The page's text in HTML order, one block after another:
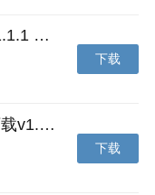
粤语翻译帮app下载v1.1.1 安卓版
下载
人生笔记app官方版下载v1.19.4 安卓版
下载